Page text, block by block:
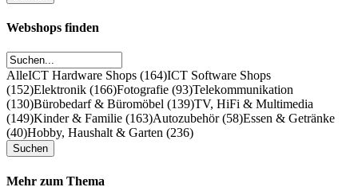
Webshops finden
AlleICT Hardware Shops (164)ICT Software Shops
(152)Elektronik (166)Fotografie (93)Telekommunikation
(130)Bürobedarf & Büromöbel (139)TV, HiFi & Multimedia
(149)Kinder & Familie (163)Autozubehör (58)Essen & Getränke
(40)Hobby, Haushalt & Garten (236)
Mehr zum Thema